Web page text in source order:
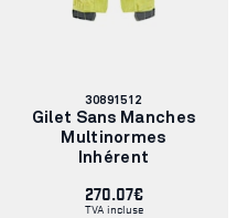
Numéro
d'article:
30891512
Gilet Sans Manches
Multinormes
Inhérent
270.07€
TVA incluse